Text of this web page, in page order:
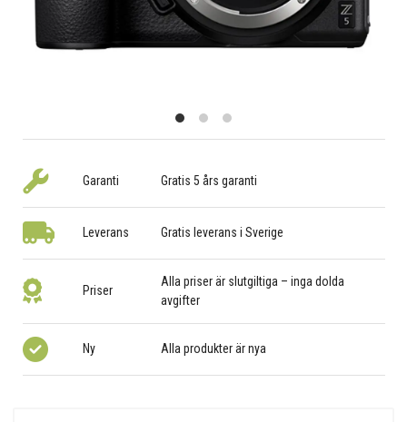
Garanti Gratis 5 års garanti
Leverans Gratis leverans i Sverige
Priser
Alla priser är slutgiltiga – inga dolda
avgifter
Ny Alla produkter är nya